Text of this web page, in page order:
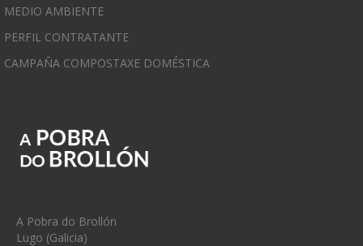
MEDIO AMBIENTE
PERFIL CONTRATANTE
CAMPAÑA COMPOSTAXE DOMÉSTICA
A Pobra do Brollón
Lugo (Galicia)